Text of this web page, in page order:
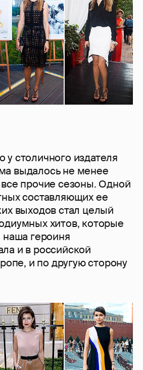
столичного издателя
выдалось не менее
прочие сезоны. Одной
составляющих ее
выходов стал целый
хитов, которые
наша героиня
и в российской
и по другую сторону